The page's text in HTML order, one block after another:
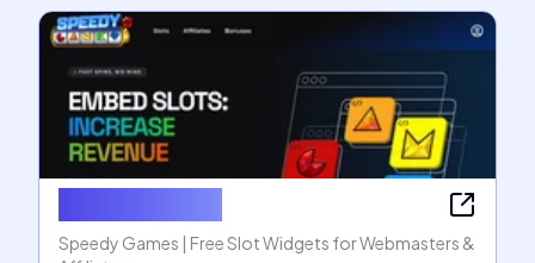
Speedy Games | Free Slot Widgets for Webmasters &